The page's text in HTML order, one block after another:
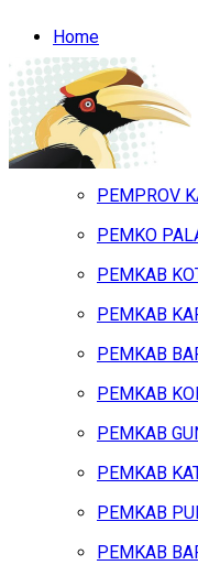
Home
Headline
Hukum & Peristiwa
Kalteng
PEMPROV
PEMKO
PEMKAB
PEMKAB
PEMKAB
PEMKAB
PEMKAB
PEMKAB
PEMKAB
PEMKAB